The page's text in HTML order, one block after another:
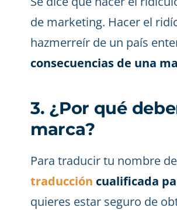
de marketing. Hacer el
hazmerreír de un país
consecuencias de una
3. ¿Por qué
marca?
Para traducir tu nombre
traducción cualificada
quieres estar seguro de